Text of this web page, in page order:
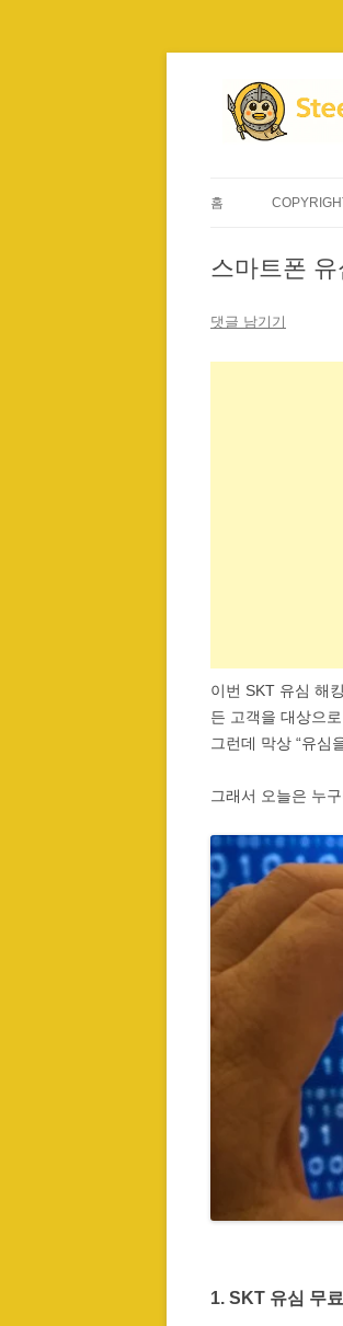
홈
스마트폰
댓글 남기기
이번 SKT 유심 해
든 고객을 대상으
그런데 막상 “유심
그래서 오늘은 누
1. SKT 유심 무